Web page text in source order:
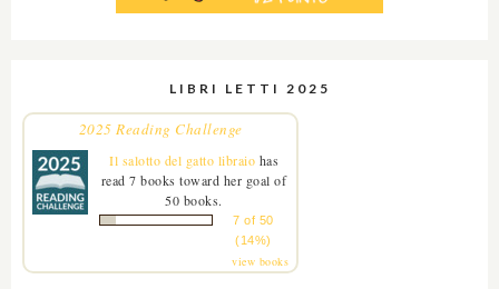
LIBRI LETTI 2025
2025 Reading Challenge
Il salotto del gatto libraio has
read 7 books toward her goal of
50 books.
7 of 50
(14%)
view books